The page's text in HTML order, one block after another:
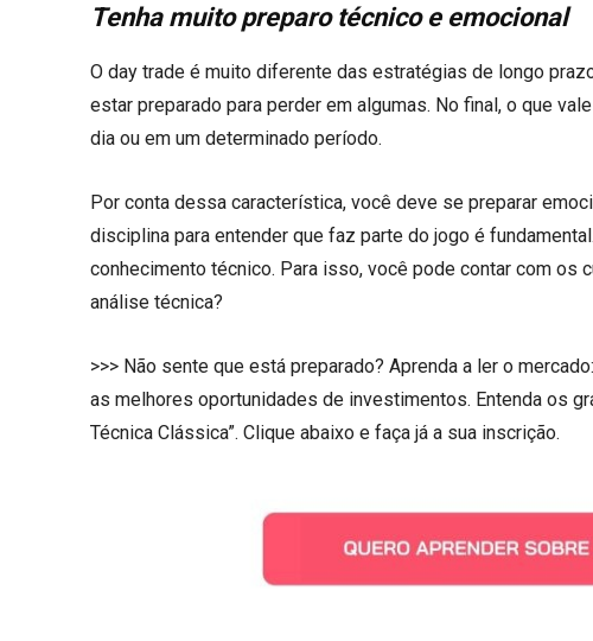
Tenha muito preparo técnico e emocional
O day trade é muito diferente das estratégias de longo
estar preparado para perder em algumas. No final, o que
dia ou em um determinado período.
Por conta dessa característica, você deve se preparar
disciplina para entender que faz parte do jogo é
conhecimento técnico. Para isso, você pode contar com os
análise técnica?
>>> Não sente que está preparado? Aprenda a ler o
as melhores oportunidades de investimentos. Entenda os
Técnica Clássica”. Clique abaixo e faça já a sua inscrição.